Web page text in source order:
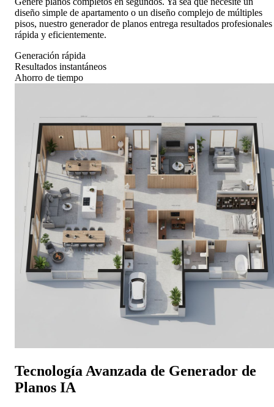
diseño simple de apartamento o un diseño complejo de múltiples
pisos, nuestro generador de planos entrega resultados profesionales
rápida y eficientemente.
Generación rápida
Resultados instantáneos
Ahorro de tiempo
Tecnología Avanzada de Generador de
Planos IA